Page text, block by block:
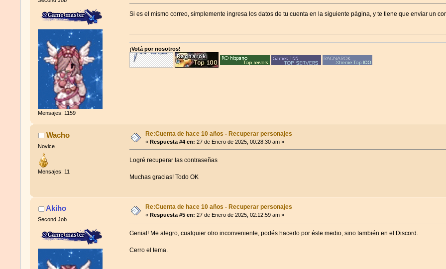
Mensajes: 1159
Si es el mismo correo, simplemente ingresa los datos de tu cuenta en la siguiente página, y te tiene que enviar un
¡Votá por nosotros!
Wacho
Novice
Mensajes: 11
Re:Cuenta de hace 10 años - Recuperar personajes
«Respuesta #4 en: 27 de Enero de 2025, 00:28:30 am »
Logré recuperar las contraseñas
Muchas gracias! Todo OK
Akiho
Second Job
Re:Cuenta de hace 10 años - Recuperar personajes
« Respuesta #5 en: 27 de Enero de 2025, 02:12:59 am »
Genial! Me alegro, cualquier otro inconveniente, podés hacerlo por éste medio, sino también en el Discord.
Cerro el tema.